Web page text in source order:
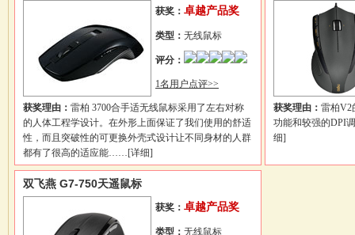
获奖： 卓越产品奖
类型： 无线鼠标
评分：
1名用户点评>>
获奖理由： 雷柏 3700合手适无线鼠标采用了左右对称
的人体工程学设计。在外形上面保证了我们使用的舒适
性，而且突破性的可更换外壳式设计让不同身材的人群
都有了很高的适应能……[详细]
获奖理由： 雷柏V2
功能和较强的DPI
细]
双飞燕 G7-750天遥鼠标
获奖： 卓越产品奖
类型： 无线鼠标